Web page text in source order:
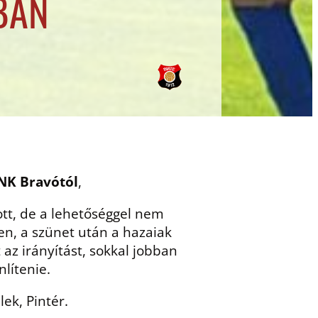
Bravótól,
de a lehetőséggel nem
a szünet után a hazaiak
irányítást, sokkal jobban
Pintér.